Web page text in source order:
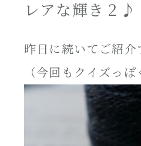
レアな輝き２♪
昨日に続いてご紹
（今回もクイズっぽ